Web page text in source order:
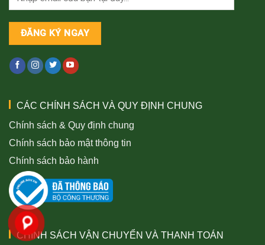
CÁC CHÍNH SÁCH VÀ QUY ĐỊNH CHUNG
Chính sách & Quy định chung
Chính sách bảo mật thông tin
Chính sách bảo hành
CHÍNH SÁCH VẬN CHUYỂN VÀ THANH TOÁN